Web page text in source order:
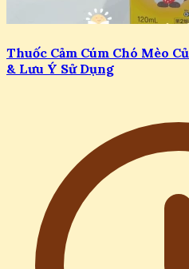
Thuốc Cảm Cúm Chó Mèo
& Lưu Ý Sử Dụng